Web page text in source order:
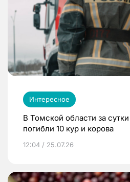
Интересное
В Томской области за
погибли 10 кур и корова
12:04 / 25.07.26